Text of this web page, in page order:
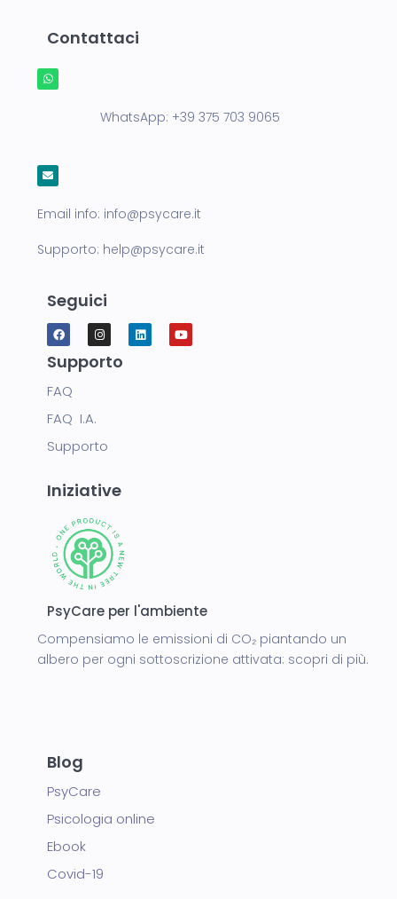
Contattaci
WhatsApp: +39 375 703 9065
Email info: info@psycare.it
Supporto: help@psycare.it
Seguici
Supporto
FAQ
FAQ I.A.
Supporto
Iniziative
PsyCare per l'ambiente
Compensiamo le emissioni di CO₂ piantando un
albero per ogni sottoscrizione attivata: scopri di più.
Blog
PsyCare
Psicologia online
Ebook
Covid-19